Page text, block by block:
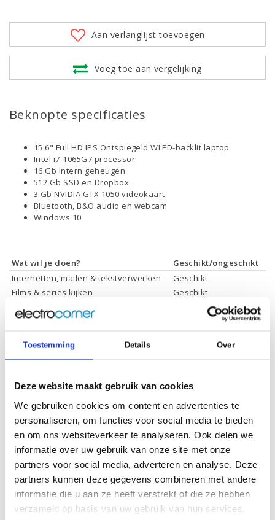
Toestemming Details Over
Deze website maakt gebruik van cookies
We gebruiken cookies om content en advertenties te
personaliseren, om functies voor social media te bieden
en om ons websiteverkeer te analyseren. Ook delen we
informatie over uw gebruik van onze site met onze
partners voor social media, adverteren en analyse. Deze
partners kunnen deze gegevens combineren met andere
informatie die u aan ze heeft verstrekt of die ze hebben
verzameld op basis van uw gebruik van hun services.
Aan verlanglijst toevoegen
Voeg toe aan vergelijking
Beknopte specificaties
15.6" Full HD IPS Ontspiegeld WLED-backlit laptop
Intel i7-1065G7 processor
16 Gb intern geheugen
512 Gb SSD en Dropbox
3 Gb NVIDIA GTX 1050 videokaart
Bluetooth, B&O audio en webcam
Windows 10
Wat wil je doen?
Geschikt/ongeschikt
Internetten, mailen & tekstverwerken
Geschikt
Films & series kijken
Geschikt
Foto's bewerken
Geschikt
Video's bewerken
Specificaties
15.6 inch (39,6 cm)
Scherm resolutie:
1920 x 1080 (Full HD)
Touchscreen:
-
Scherm reflectie:
Ontspiegeld